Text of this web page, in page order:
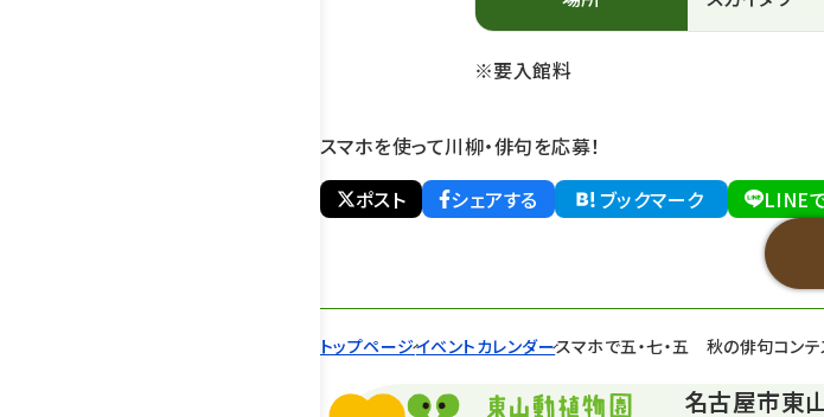
トップページイベントカレンダースマホで五・七・五 秋の俳句コンテ
※要入館料
スマホを使って川柳・俳句を応募！
ポスト
シェアする ブックマーク
LINE
名古屋市東